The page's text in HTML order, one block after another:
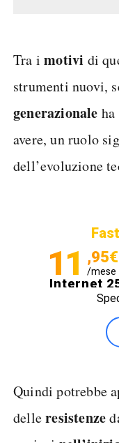
Tra imotivi di
strumenti nuovi,
generazionale
avere, un ruolo
dell’evoluzione
11 ,95€
/mese
Internet
Minuti
Quindi potrebbe
delleresistenze